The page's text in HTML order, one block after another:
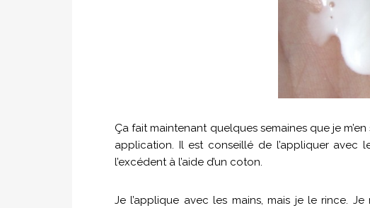
Ça fait maintenant quelques semaines que je
application. Il est conseillé de l’appliquer avec
l’excédent à l’aide d’un coton.
Je l’applique avec les mains, mais je le rince.